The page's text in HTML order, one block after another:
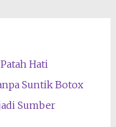
Hati
Suntik Botox
Sumber